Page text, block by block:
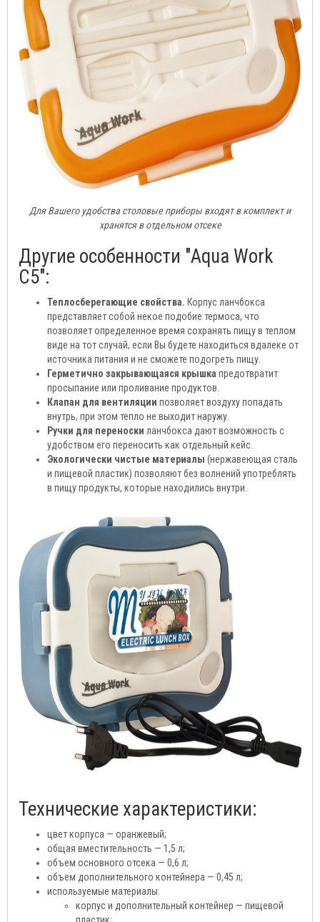
Для Вашего удобства столовые приборы входят в комплект и
хранятся в отдельном отсеке
Другие особенности "Aqua Work
C5":
Теплосберегающие свойства. Корпус ланчбокса
представляет собой некое подобие термоса, что
позволяет определенное время сохранять пищу в теплом
виде на тот случай, если Вы будете находиться вдалеке от
источника питания и не сможете подогреть пищу.
Герметично закрывающаяся крышка предотвратит
просыпание или проливание продуктов.
Клапан для вентиляции позволяет воздуху попадать
внутрь, при этом тепло не выходит наружу.
Ручки для переноски ланчбокса дают возможность с
удобством его переносить как отдельный кейс.
Экологически чистые материалы (нержавеющая сталь
и пищевой пластик) позволяют без волнений употреблять
в пищу продукты, которые находились внутри.
Технические характеристики:
цвет корпуса — оранжевый;
общая вместительность — 1,5 л;
объем основного отсека — 0,6 л;
объем дополнительного контейнера — 0,45 л;
используемые материалы:
корпус и дополнительный контейнер — пищевой